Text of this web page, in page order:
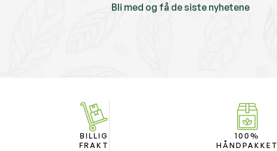
Bli med og få de siste nyhetene
BILLIG
FRAKT
100%
HÅNDPAKKET